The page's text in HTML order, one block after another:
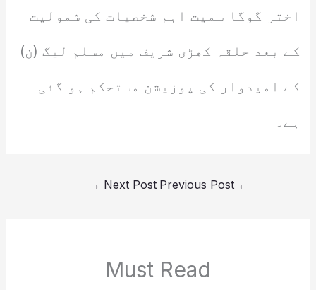
اختر گوگا سمیت اہم شخصیات کی شمولیت
کے بعد حلقہ کھڑی شریف میں مسلم لیگ (ن)
کے امیدوار کی پوزیشن مستحکم ہو گئی
ہے۔
←
Next Post
→
Must Read